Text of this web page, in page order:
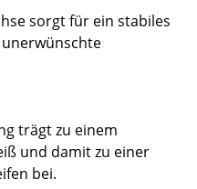
sorgt für ein stabiles
trägt zu einem
und damit zu einer
bei.